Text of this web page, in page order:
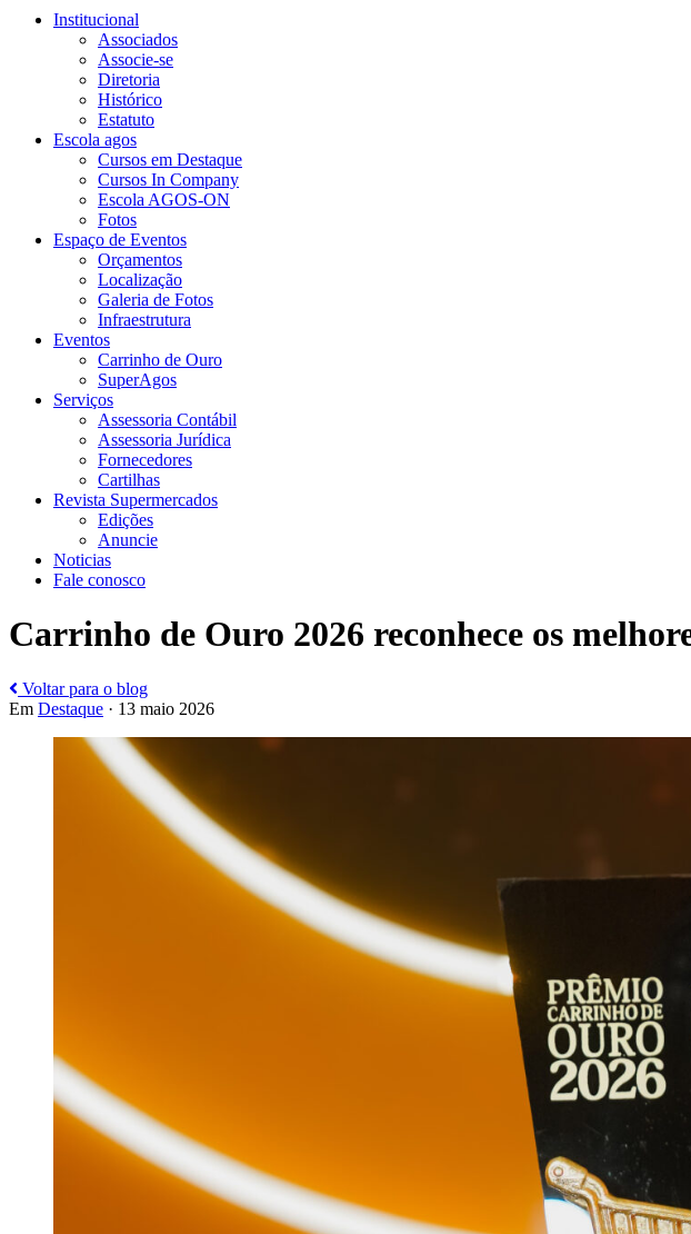
Institucional
Associados
Associe-se
Diretoria
Histórico
Estatuto
Escola agos
Cursos em Destaque
Cursos In Company
Escola AGOS-ON
Fotos
Espaço de Eventos
Orçamentos
Localização
Galeria de Fotos
Infraestrutura
Eventos
Carrinho de Ouro
SuperAgos
Serviços
Assessoria Contábil
Assessoria Jurídica
Fornecedores
Cartilhas
Revista Supermercados
Edições
Anuncie
Noticias
Fale conosco
Carrinho de Ouro 2026 reconhece os
Voltar para o blog
Em Destaque · 13 maio 2026